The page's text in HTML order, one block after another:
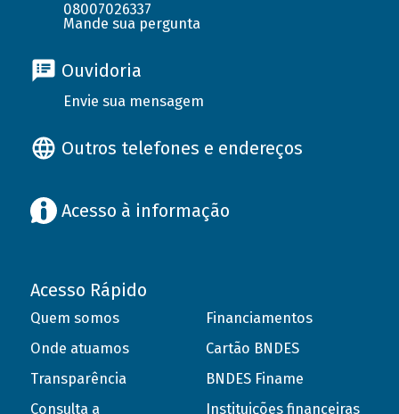
08007026337
Mande sua pergunta
Ouvidoria
Envie sua mensagem
Outros telefones e endereços
Acesso à informação
Acesso Rápido
Quem somos
Onde atuamos
Transparência
Consulta a
Financiamentos
Cartão BNDES
BNDES Finame
Instituições financeiras